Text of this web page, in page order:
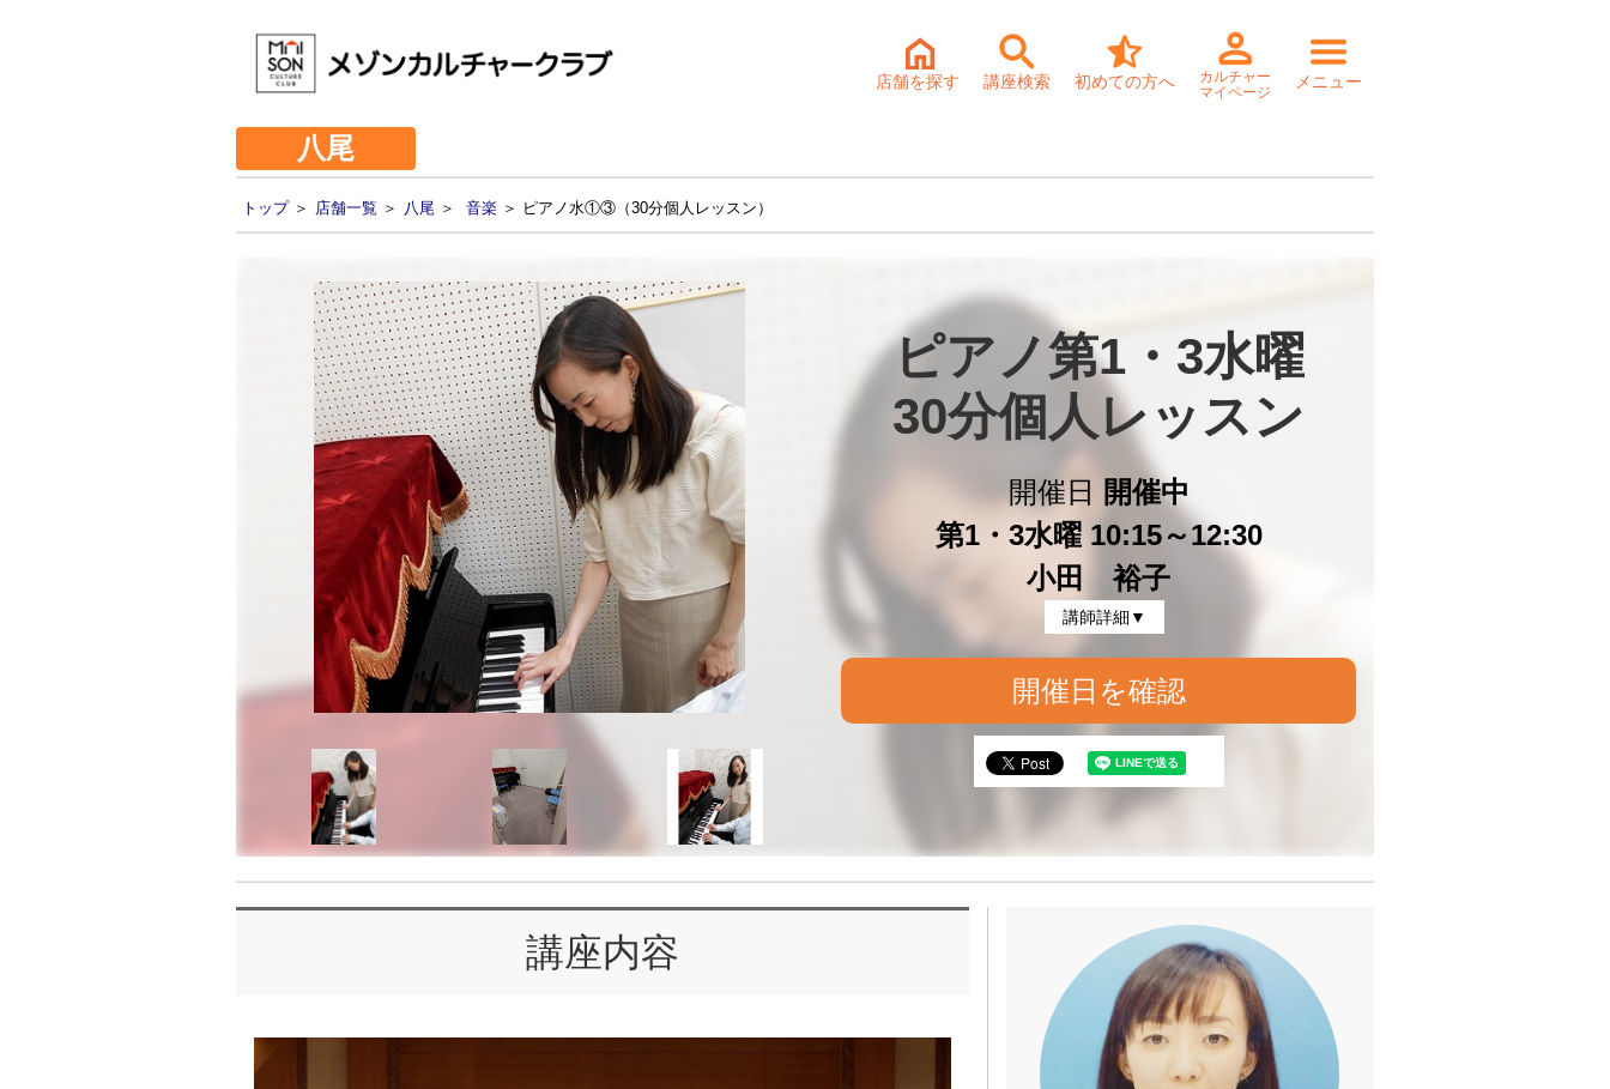
店舗を探す 講座検索 初めての方へ
カルチャー
マイページ
メニュー
八尾
トップ＞ 店舗一覧 ＞ 八尾 ＞ 音楽 ＞ ピアノ水①③（30分個人レッスン）
ピアノ第1・3水曜
30分個人レッスン
開催日
開催中
第1・3水曜 10:15～12:30
小田 裕子
講師詳細▼
開催日を確認
講座内容